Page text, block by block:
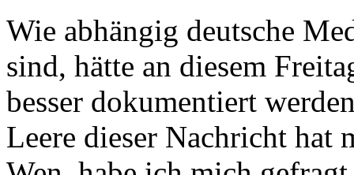
Wie abhängig deutsche
sind, hätte an diesem
besser dokumentiert
Leere dieser Nachricht hat